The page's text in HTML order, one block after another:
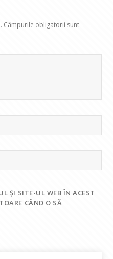
Câmpurile obligatorii sunt
ȘI SITE-UL WEB ÎN ACEST
CÂND O SĂ